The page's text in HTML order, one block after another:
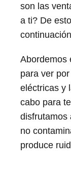
son las
a ti? De
Abordemos
para ver
eléctricas y
cabo para
disfrutamos
no
produce